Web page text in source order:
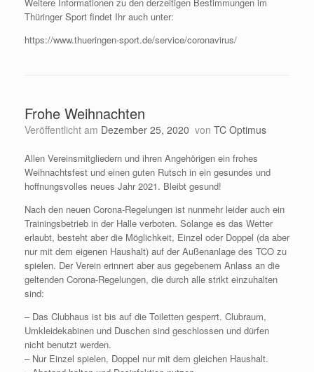
Thüringer Sport findet Ihr auch unter:
https://www.thueringen-sport.de/service/coronavirus/
Frohe Weihnachten
Veröffentlicht am Dezember 25, 2020 von TC Optimus
Allen Vereinsmitgliedern und ihren Angehörigen ein frohes
Weihnachtsfest und einen guten Rutsch in ein gesundes und
hoffnungsvolles neues Jahr 2021. Bleibt gesund!
Nach den neuen Corona-Regelungen ist nunmehr leider auch ein
Trainingsbetrieb in der Halle verboten. Solange es das Wetter
erlaubt, besteht aber die Möglichkeit, Einzel oder Doppel (da aber
nur mit dem eigenen Haushalt) auf der Außenanlage des TCO zu
spielen. Der Verein erinnert aber aus gegebenem Anlass an die
geltenden Corona-Regelungen, die durch alle strikt einzuhalten
sind:
– Das Clubhaus ist bis auf die Toiletten gesperrt. Clubraum,
Umkleidekabinen und Duschen sind geschlossen und dürfen
nicht benutzt werden.
– Nur Einzel spielen, Doppel nur mit dem gleichen Haushalt.